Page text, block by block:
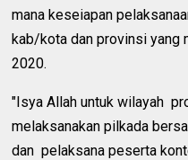
mana keseiapan
kab/kota dan provinsi yang
2020.
"Isya Allah untuk wilayah
melaksanakan pilkada
dan pelaksana peserta